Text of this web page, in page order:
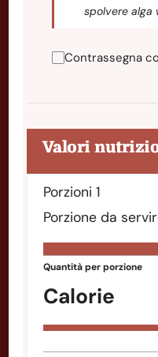
spolvere alga
Contrassegna
Valori
Porzioni 1
Porzione da
Quantità per porzione
Calorie